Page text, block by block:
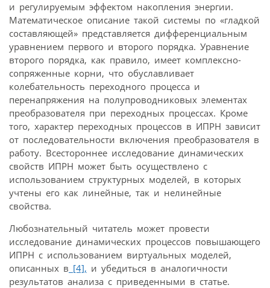
и регулируемым эффектом накопления энергии.
Математическое описание такой системы по «гладкой
составляющей» представляется дифференциальным
уравнением первого и второго порядка. Уравнение
второго порядка, как правило, имеет комплексно-
сопряженные корни, что обуславливает
колебательность переходного процесса и
перенапряжения на полупровод­никовых элементах
преобразователя при переходных процессах. Кроме
того, характер переходных процессов в ИПРН зависит
от последовательности включения преобразователя в
работу. Всестороннее исследование динамических
свойств ИПРН может быть осуществлено с
использованием структурных моделей, в которых
учтены его как линейные, так и нелинейные
свойства.
Любознательный читатель может провести
исследование динамических процессов повышающего
ИПРН с использованием виртуальных моделей,
описанных в [4], и убедиться в аналогичности
результатов анализа с приведенными в статье.